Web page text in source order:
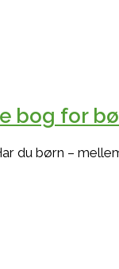
bog for
du børn –